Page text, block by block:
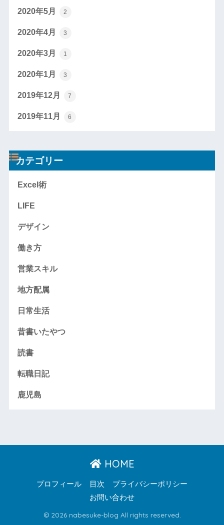
2020年5月 2
2020年4月 3
2020年3月 1
2020年1月 3
2019年12月 7
2019年11月 6
カテゴリー
Excel術
LIFE
デザイン
働き方
営業スキル
地方配属
日常生活
昔書いたやつ
読書
転職日記
鹿児島
HOME
プロフィール 目次
プライバシーポリシー
お問い合わせ
© 2026 nabesuke-blog All rights reserved.